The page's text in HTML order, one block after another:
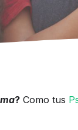
? Como tus